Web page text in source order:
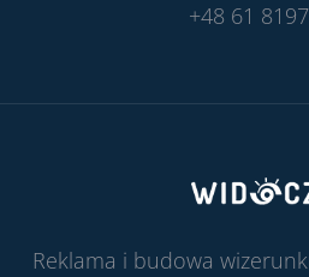
+48 61
Reklama i budowa